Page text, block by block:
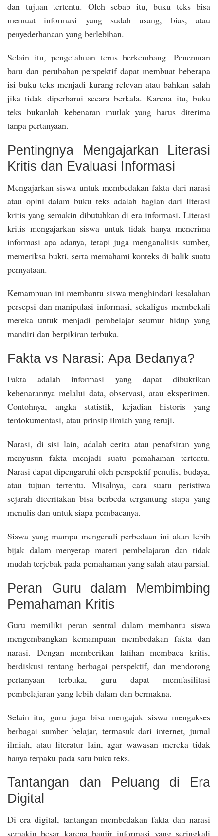
dan tujuan tertentu. Oleh sebab itu, buku teks bisa
memuat informasi yang sudah usang, bias, atau
penyederhanaan yang berlebihan.
Selain itu, pengetahuan terus berkembang. Penemuan
baru dan perubahan perspektif dapat membuat beberapa
isi buku teks menjadi kurang relevan atau bahkan salah
jika tidak diperbarui secara berkala. Karena itu, buku
teks bukanlah kebenaran mutlak yang harus diterima
tanpa pertanyaan.
Pentingnya Mengajarkan Literasi
Kritis dan Evaluasi Informasi
Mengajarkan siswa untuk membedakan fakta dari narasi
atau opini dalam buku teks adalah bagian dari literasi
kritis yang semakin dibutuhkan di era informasi. Literasi
kritis mengajarkan siswa untuk tidak hanya menerima
informasi apa adanya, tetapi juga menganalisis sumber,
memeriksa bukti, serta memahami konteks di balik suatu
pernyataan.
Kemampuan ini membantu siswa menghindari kesalahan
persepsi dan manipulasi informasi, sekaligus membekali
mereka untuk menjadi pembelajar seumur hidup yang
mandiri dan berpikiran terbuka.
Fakta vs Narasi: Apa Bedanya?
Fakta adalah informasi yang dapat dibuktikan
kebenarannya melalui data, observasi, atau eksperimen.
Contohnya, angka statistik, kejadian historis yang
terdokumentasi, atau prinsip ilmiah yang teruji.
Narasi, di sisi lain, adalah cerita atau penafsiran yang
menyusun fakta menjadi suatu pemahaman tertentu.
Narasi dapat dipengaruhi oleh perspektif penulis, budaya,
atau tujuan tertentu. Misalnya, cara suatu peristiwa
sejarah diceritakan bisa berbeda tergantung siapa yang
menulis dan untuk siapa pembacanya.
Siswa yang mampu mengenali perbedaan ini akan lebih
bijak dalam menyerap materi pembelajaran dan tidak
mudah terjebak pada pemahaman yang salah atau parsial.
Peran Guru dalam Membimbing
Pemahaman Kritis
Guru memiliki peran sentral dalam membantu siswa
mengembangkan kemampuan membedakan fakta dan
narasi. Dengan memberikan latihan membaca kritis,
berdiskusi tentang berbagai perspektif, dan mendorong
pertanyaan terbuka, guru dapat memfasilitasi
pembelajaran yang lebih dalam dan bermakna.
Selain itu, guru juga bisa mengajak siswa mengakses
berbagai sumber belajar, termasuk dari internet, jurnal
ilmiah, atau literatur lain, agar wawasan mereka tidak
hanya terpaku pada satu buku teks.
Tantangan dan Peluang di Era
Digital
Di era digital, tantangan membedakan fakta dan narasi
semakin besar karena banjir informasi yang seringkali